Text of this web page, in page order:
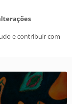
e contribuir com